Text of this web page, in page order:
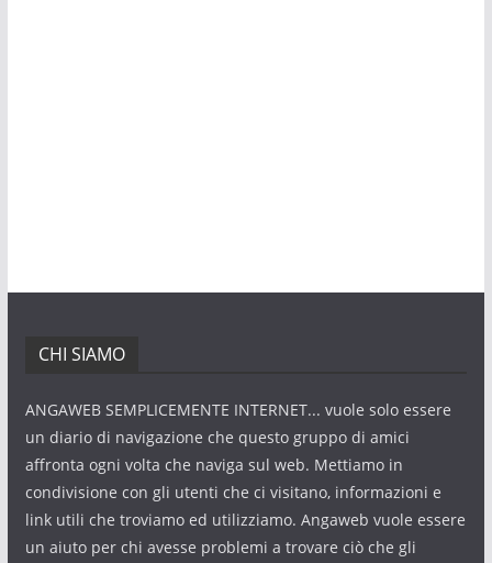
CHI SIAMO
ANGAWEB SEMPLICEMENTE INTERNET... vuole solo essere
un diario di navigazione che questo gruppo di amici
affronta ogni volta che naviga sul web. Mettiamo in
condivisione con gli utenti che ci visitano, informazioni e
link utili che troviamo ed utilizziamo. Angaweb vuole essere
un aiuto per chi avesse problemi a trovare ciò che gli